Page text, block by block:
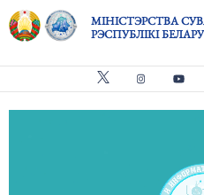
Skip to main content
МІНІСТЭРСТВА
РЭСПУБЛІКІ